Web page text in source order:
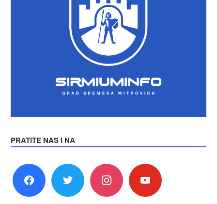
PRATITE NAS I NA
facebook twitter instagram youtube